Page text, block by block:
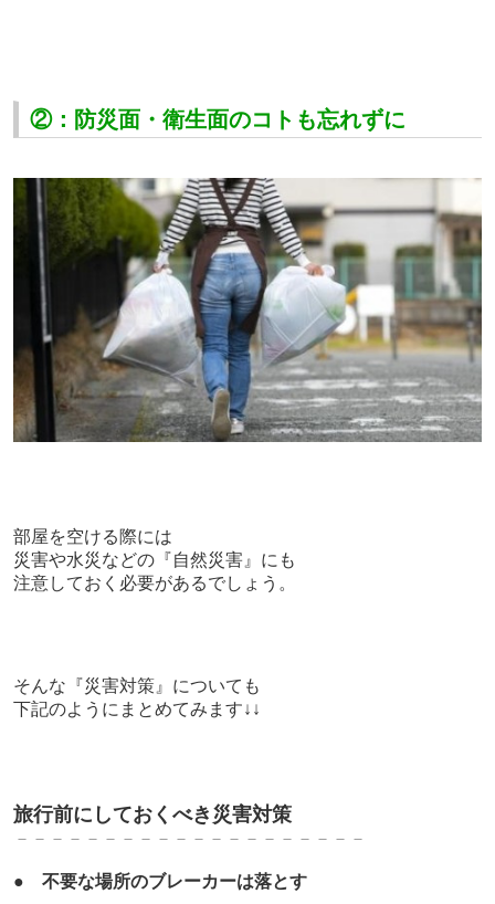
②：防災面・衛生面のコトも忘れずに
部屋を空ける際には
災害や水災などの『自然災害』にも
注意しておく必要があるでしょう。
そんな『災害対策』についても
下記のようにまとめてみます↓↓
旅行前にしておくべき災害対策
－－－－－－－－－－－－－－－－－－－－
● 不要な場所のブレーカーは落とす